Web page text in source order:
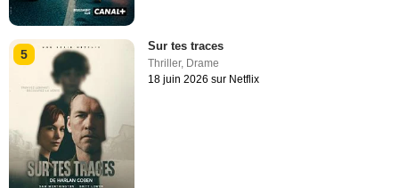
5
Sur tes traces
Thriller, Drame
18 juin 2026 sur Netflix